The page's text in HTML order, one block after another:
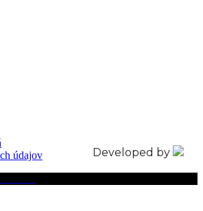
údajov
Developed by